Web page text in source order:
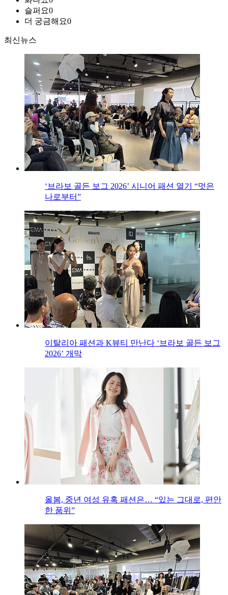
슬퍼요0
더 궁금해요0
최신뉴스
‘브라보 골든 보그 2026’ 시니어 패션 열기 “멋은
나로부터”
이탈리아 패션과 K뷰티 만난다 ‘브라보 골든 보그
2026’ 개막
올봄, 중년 여성 유혹 패션은… “있는 그대로, 편안
한 품위”